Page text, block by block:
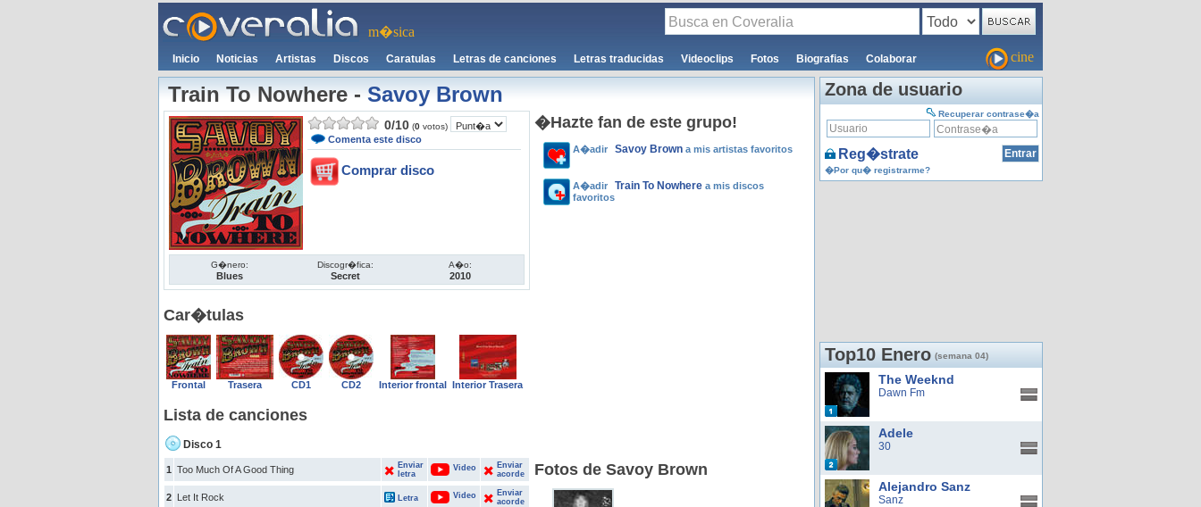
m�sica
Inicio Noticias Artistas Discos Caratulas Letras de canciones Letras traducidas Videoclips Fotos Biografias Colaborar cine
Train To Nowhere-Savoy Brown
0/10 (0 votos)
Comenta este disco
Comprar disco
G�nero:
Blues
Discogr�fica:
Secret
A�o:
2010
Car�tulas
Frontal Trasera CD1 CD2 Interior frontal Interior Trasera
Lista de canciones
Disco 1
1 Too Much Of A Good Thing
Enviar
letra
Video
Enviar
acorde
2 Let It Rock Letra Video
Enviar
acorde
�Hazte fan de este grupo!
A�adir Savoy Brown a mis artistas favoritos
A�adir Train To Nowhere a mis discos
favoritos
Fotos de Savoy Brown
Zona de usuario
Recuperar contrase�a
Reg�strate
�Por qu� registrarme?
Top10 Enero (semana 04)
The Weeknd
Dawn Fm
Adele
30
Alejandro Sanz
Sanz